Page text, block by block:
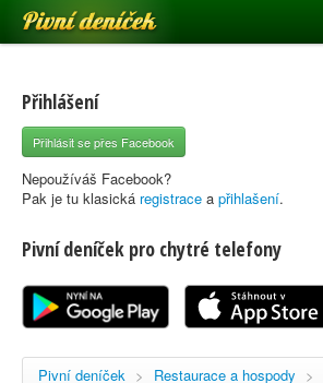
Pivní deníček
Pivní mapa
Pivní značky
Nápověda
Registrace
Přihlášení
Přihlásit se přes Facebook
Nepoužíváš Facebook?
Pak je tu klasická registrace a přihlašení.
Pivní deníček pro chytré telefony
Pivní deníček > Restaurace a hospody >